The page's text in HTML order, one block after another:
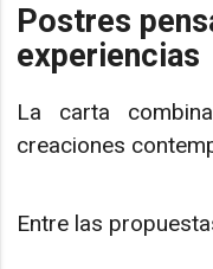
Postres
experiencias
La carta
creaciones
Entre las